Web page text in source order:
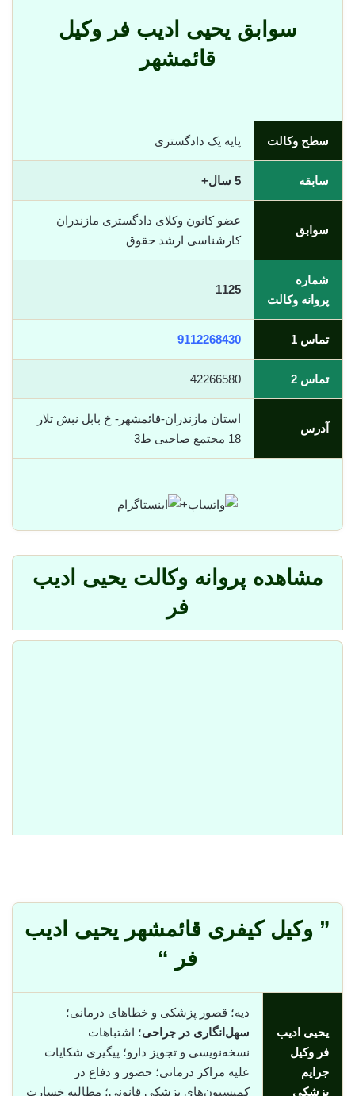
سوابق یحیی ادیب فر وکیل
قائمشهر
سطح وکالت پایه یک دادگستری
سابقه 5 سال+
سوابق
عضو کانون وکلای دادگستری مازندران –
کارشناسی ارشد حقوق
شماره
پروانه وکالت
1125
تماس 1 9112268430
تماس 2 42266580
آدرس
استان مازندران-قائمشهر- خ بابل نبش تلار
18 مجتمع صاحبی ط3
+
مشاهده پروانه وکالت یحیی ادیب
فر
” وکیل کیفری قائمشهر یحیی ادیب
فر “
یحیی ادیب
فر وکیل
جرایم
پزشکی
دیه؛ قصور پزشکی و خطاهای درمانی؛
سهل‌انگاری در جراحی؛ اشتباهات
نسخه‌نویسی و تجویز دارو؛ پیگیری شکایات
علیه مراکز درمانی؛ حضور و دفاع در
کمیسیون‌های پزشکی قانونی؛ مطالبه خسارت